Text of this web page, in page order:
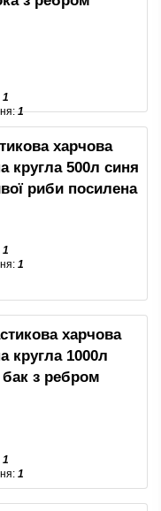
1
1
харчова
кругла 500л синя
риби посилена
1
1
харчова
кругла 1000л
з ребром
1
1